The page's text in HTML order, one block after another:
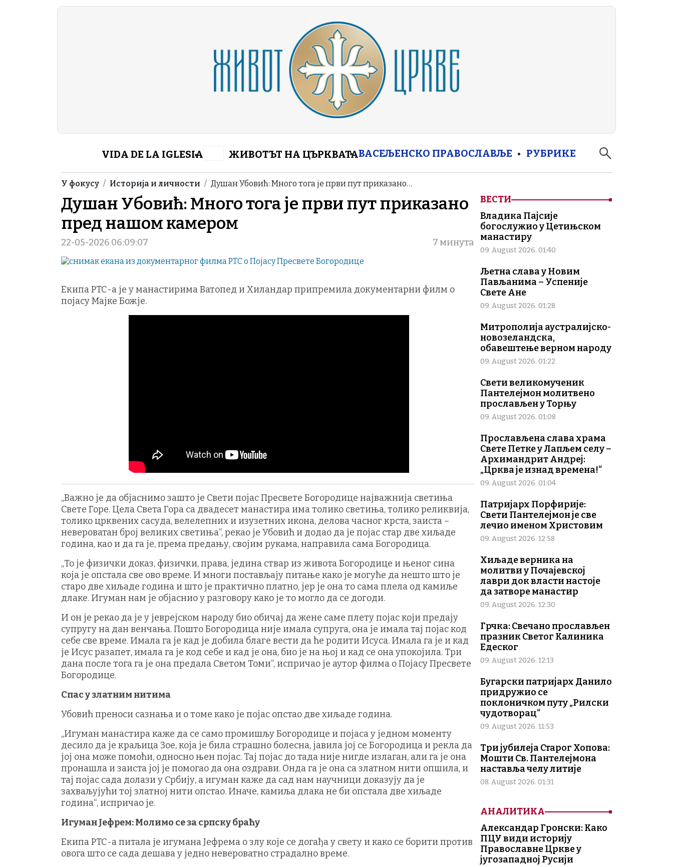
Skip to main content
Header Category Menu
VIDA DE LA IGLESIA ЖИВОТЪТ НА ЦЪРКВАТАВАСЕЉЕНСКО ПРАВОСЛАВЉЕ РУБРИКЕ
Breadcrumb
У фокусу Историја и личности Душан Убовић: Много тога је први пут приказано…
Душан Убовић: Много тога је први пут приказано
пред нашом камером
22-05-2026 06:09:07 7 минута
Екипа РТС-а је у манастирима Ватопед и Хиландар припремила документарни филм о
појасу Mајке Божје.
„Важно је да објаснимо зашто је Свети појас Пресвете Богородице најважнија светиња
Свете Горе. Цела Света Гора са двадесет манастира има толико светиња, толико реликвија,
толико црквених сасуда, велелепних и изузетних икона, делова часног крста, заиста –
невероватан број великих светиња”, рекао је Убовић и додао да је појас стар две хиљаде
година, као и да га је, према предању, својим рукама, направила сама Богородица.
„То је физички доказ, физички, права, једина ствар из живота Богородице и њеног сина
која је опстала све ово време. И многи постављају питање како је могуће да нешто што је
старо две хиљаде година и што је практично платно, јер је она то сама плела од камиље
длаке. Игуман нам је објаснио у разговору како је то могло да се догоди.
И он је рекао да је у јеврејском народу био обичај да жене саме плету појас који предају
супругу на дан венчања. Пошто Богородица није имала супруга, она је имала тај појас код
себе све време. Имала га је кад је добила благе вести да ће родити Исуса. Имала га је и кад
је Исус разапет, имала га је код себе и кад је она, био је на њој и кад се она упокојила. Три
дана после тога га је она предала Светом Томи”, испричао је аутор филма о Појасу Пресвете
Богородице.
Спас у златним нитима
Убовић преноси сазнања и о томе како је појас опстао две хиљаде година.
„Игуман манастира каже да се само промишљу Богородице и појаса у једном моменту
десило да је краљица Зое, која је била страшно болесна, јавила јој се Богородица и рекла да
јој она може помоћи, односно њен појас. Тај појас до тада није нигде излаган, али га је она
пронашла и заиста јој је помогао да она оздрави. Онда га је она са златном нити опшила, и
тај појас сада долази у Србију, а игуман каже да сад нам научници доказују да је
захваљујући тој златној нити опстао. Иначе, камиља длака не би опстала две хиљаде
година“, испричао је.
Игуман Јефрем: Молимо се за српску браћу
Екипа РТС-а питала је игумана Јефрема о злу које се догађа у свету и како се борити против
овога што се сада дешава у једно невероватно страдално време.
ВЕСТИ
Владика Пајсије
богослужио у Цетињском
манастиру
09. August 2026. 01:40
Љетна слава у Новим
Пављанима – Успеније
Свете Ане
09. August 2026. 01:28
Митрополија аустралијско-
новозеландска,
обавештење верном народу
09. August 2026. 01:22
Свети великомученик
Пантелејмон молитвено
прослављен у Торњу
09. August 2026. 01:08
Прослављена слава храма
Свете Петке у Лапљем селу –
Архимандрит Андреј:
„Црква је изнад времена!“
09. August 2026. 01:04
Патријарх Порфирије:
Свети Пантелејмон је све
лечио именом Христовим
09. August 2026. 12:58
Хиљаде верника на
молитви у Почајевској
лаври док власти настоје
да затворе манастир
09. August 2026. 12:30
Грчка: Свечано прослављен
празник Светог Калиника
Едеског
09. August 2026. 12:13
Бугарски патријарх Данило
придружио се
поклоничком путу „Рилски
чудотворац“
09. August 2026. 11:53
Три јубилеја Старог Хопова:
Мошти Св. Пантелејмона
наставља челу литије
08. August 2026. 01:31
АНАЛИТИКА
Александар Гронски: Како
ПЦУ види историју
Православне Цркве у
југозападној Русији